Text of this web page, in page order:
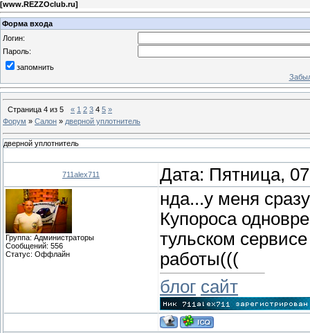
[www.REZZOclub.ru]
Форма входа
Логин:
Пароль:
запомнить
Страница 4 из 5 « 1 2 3 4 5 »
Форум » Салон » дверной уплотнитель
дверной уплотнитель
711alex711 Дата: Пятница,
Группа: Администраторы
Сообщений: 556
Статус: Оффлайн
нда...у меня
Купороса
тульском
работы(((
блог сайт